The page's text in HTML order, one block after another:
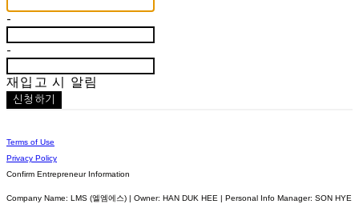
-
-
재입고 시 알림
신청하기
Terms of Use
Privacy Policy
Confirm Entrepreneur Information
Company Name: LMS (엘엠에스) | Owner: HAN DUK HEE | Personal Info Manager: SON HYE